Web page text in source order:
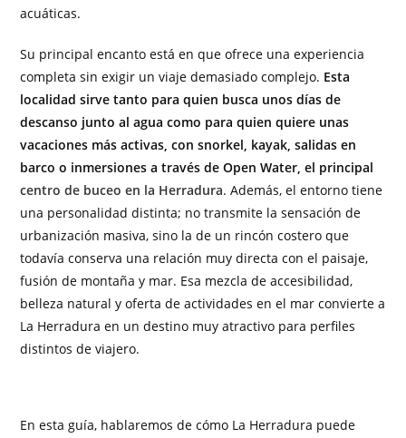
acuáticas.
Su principal encanto está en que ofrece una experiencia
completa sin exigir un viaje demasiado complejo. Esta
localidad sirve tanto para quien busca unos días de
descanso junto al agua como para quien quiere unas
vacaciones más activas, con snorkel, kayak, salidas en
barco o inmersiones a través de Open Water, el principal
centro de buceo en la Herradura. Además, el entorno tiene
una personalidad distinta; no transmite la sensación de
urbanización masiva, sino la de un rincón costero que
todavía conserva una relación muy directa con el paisaje,
fusión de montaña y mar. Esa mezcla de accesibilidad,
belleza natural y oferta de actividades en el mar convierte a
La Herradura en un destino muy atractivo para perfiles
distintos de viajero.
En esta guía, hablaremos de cómo La Herradura puede